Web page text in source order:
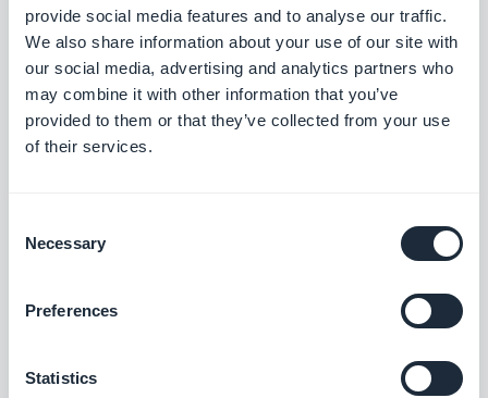
provide social media features and to analyse our traffic.
We also share information about your use of our site with
our social media, advertising and analytics partners who
may combine it with other information that you’ve
provided to them or that they’ve collected from your use
of their services.
Selection
Necessary
Preferences
Statistics
comportamentais são tão
utilizadores e o que fazem. Com esta informação